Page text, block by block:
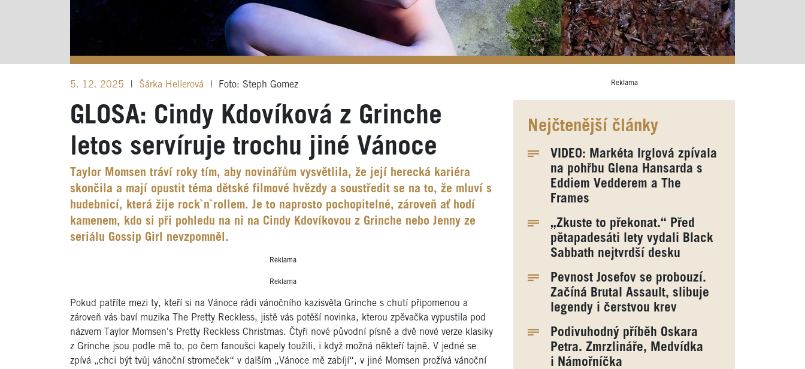
5. 12. 2025 Šárka Hellerová Foto: Steph Gomez
GLOSA: Cindy Kdovíková z Grinche
letos servíruje trochu jiné Vánoce
Taylor Momsen tráví roky tím, aby novinářům vysvětlila, že její herecká kariéra
skončila a mají opustit téma dětské filmové hvězdy a soustředit se na to, že mluví s
hudebnicí, která žije rock`n`rollem. Je to naprosto pochopitelné, zároveň ať hodí
kamenem, kdo si při pohledu na ni na Cindy Kdovíkovou z Grinche nebo Jenny ze
seriálu Gossip Girl nevzpomněl.
Reklama
Reklama
Pokud patříte mezi ty, kteří si na Vánoce rádi vánočního kazisvěta Grinche s chutí připomenou a
zároveň vás baví muzika The Pretty Reckless, jistě vás potěší novinka, kterou zpěvačka vypustila pod
názvem Taylor Momsen's Pretty Reckless Christmas. Čtyři nové původní písně a dvě nové verze klasiky
z Grinche jsou podle mě to, po čem fanoušci kapely toužili, i když možná někteří tajně. V jedné se
zpívá „chci být tvůj vánoční stromeček“ v dalším „Vánoce mě zabíjí“, v jiné Momsen prožívá vánoční
Reklama
Nejčtenější články
VIDEO: Markéta Irglová zpívala
na pohřbu Glena Hansarda s
Eddiem Vedderem a The
Frames
„Zkuste to překonat.“ Před
pětapadesáti lety vydali Black
Sabbath nejtvrdší desku
Pevnost Josefov se probouzí.
Začíná Brutal Assault, slibuje
legendy i čerstvou krev
Podivuhodný příběh Oskara
Petra. Zmrzlináře, Medvídka
i Námořníčka